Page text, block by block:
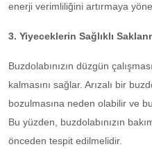
enerji verimliliğini artırmaya
3. Yiyeceklerin Sağlıklı
Buzdolabınızın düzgün
kalmasını sağlar. Arızalı bir
bozulmasına neden olabilir ve
Bu yüzden, buzdolabınızın
önceden tespit edilmelidir.